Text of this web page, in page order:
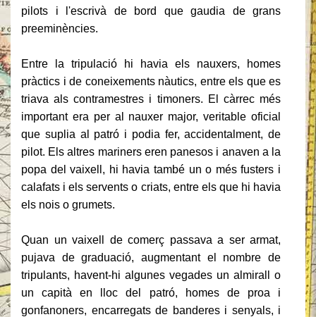
pilots i l'escrivà de bord que gaudia de grans
preeminències.
Entre la tripulació hi havia els nauxers, homes
pràctics i de coneixements nàutics, entre els que es
triava als contramestres i timoners. El càrrec més
important era per al nauxer major, veritable oficial
que suplia al patró i podia fer, accidentalment, de
pilot. Els altres mariners eren panesos i anaven a la
popa del vaixell, hi havia també un o més fusters i
calafats i els servents o criats, entre els que hi havia
els nois o grumets.
Quan un vaixell de comerç passava a ser armat,
pujava de graduació, augmentant el nombre de
tripulants, havent-hi algunes vegades un almirall o
un capità en lloc del patró, homes de proa i
gonfanoners, encarregats de banderes i senyals, i